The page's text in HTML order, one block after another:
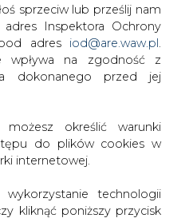
sprzeciw lub prześlij nam
Inspektora Ochrony
adres iod@are.waw.pl
wpływa na zgodność z
dokonanego przed jej
określić warunki
do plików cookies w
internetowej.
technologii
kliknąć poniższy przycisk
narzędzi sztucznej inteligencji.
się na włączenie publikacji do